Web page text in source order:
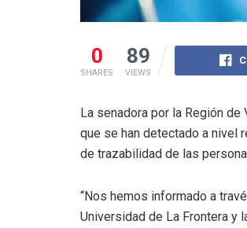
0
SHARES
89
VIEWS
La senadora por la Región
que se han detectado a nivel
de trazabilidad de las
“Nos hemos informado a
Universidad de La Frontera y